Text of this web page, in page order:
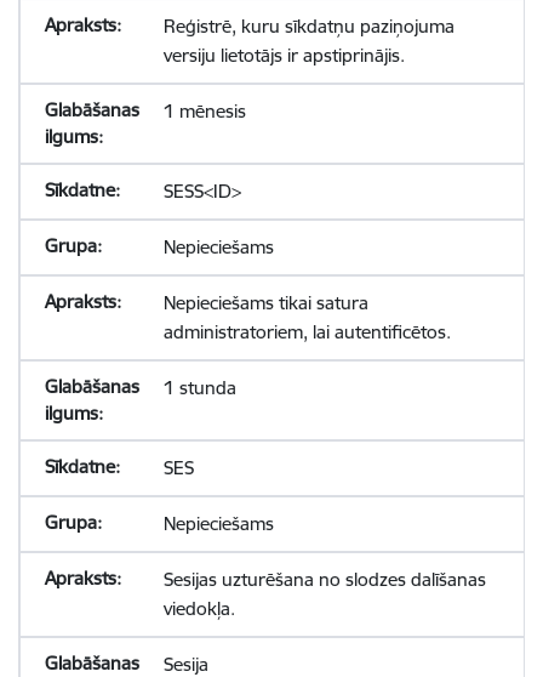
Reģistrē, kuru sīkdatņu paziņojuma
versiju lietotājs ir apstiprinājis.
1 mēnesis
SESS<ID>
Nepieciešams
Nepieciešams tikai satura
administratoriem, lai autentificētos.
1 stunda
SES
Nepieciešams
Sesijas uzturēšana no slodzes dalīšanas
viedokļa.
Sesija